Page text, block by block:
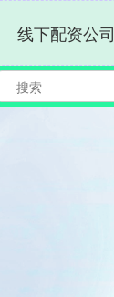
线下配资公司